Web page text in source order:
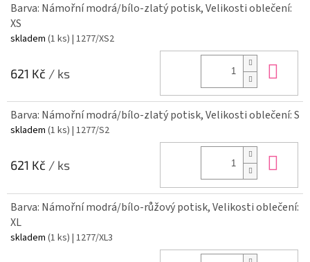
Barva: Námořní modrá/bílo-zlatý potisk, Velikosti oblečení:
XS
skladem (1 ks) | 1277/XS2
621 Kč / ks
Barva: Námořní modrá/bílo-zlatý potisk, Velikosti oblečení: S
skladem (1 ks) | 1277/S2
621 Kč / ks
Barva: Námořní modrá/bílo-růžový potisk, Velikosti oblečení:
XL
skladem (1 ks) | 1277/XL3